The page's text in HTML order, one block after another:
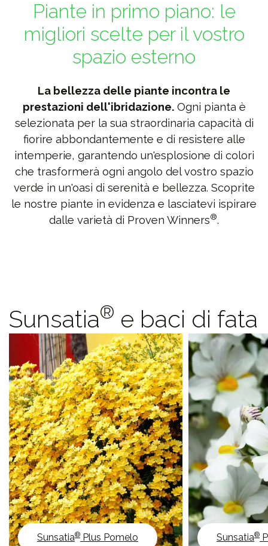
Piante in primo piano: le
migliori scelte per il vostro
spazio esterno
La bellezza delle piante incontra le
prestazioni dell'ibridazione. Ogni pianta è
selezionata per la sua straordinaria capacità di
fiorire abbondantemente e di resistere alle
intemperie, garantendo un'esplosione di colori
che trasformerà ogni angolo del vostro spazio
verde in un'oasi di serenità e bellezza. Scoprite
le nostre piante in evidenza e lasciatevi ispirare
dalle varietà di Proven Winners®.
Sunsatia® e baci di fata
Sunsatia® Plus Pomelo Sunsatia®